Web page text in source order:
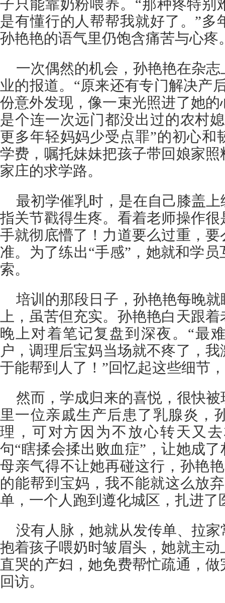
子只能靠奶粉喂养。“那种疼特别
是有懂行的人帮帮我就好了。”多
孙艳艳的语气里仍饱含痛苦与心疼
一次偶然的机会，孙艳艳在杂
业的报道。“原来还有专门解决产
份意外发现，像一束光照进了她
是个连一次远门都没出过的农村
更多年轻妈妈少受点罪”的初心和
学费，嘱托妹妹把孩子带回娘家
家庄的求学路。
最初学催乳时，是在自己膝盖
指关节戳得生疼。看着老师操作
手就彻底懵了！力道要么过重，
准。为了练出“手感”，她就和学
索。
培训的那段日子，孙艳艳每晚
上，虽苦但充实。孙艳艳白天跟
晚上对着笔记复盘到深夜。“最
户，调理后宝妈当场就不疼了，
于能帮到人了！”回忆起这些细节
然而，学成归来的喜悦，很快
里一位亲戚生产后患了乳腺炎，
理，可对方因为不放心转天又
句“瞎揉会揉出败血症”，让她成
母亲气得不让她再碰这行，孙艳
的能帮到宝妈，我不能就这么放
单，一个人跑到遵化城区，扎进了
没有人脉，她就从发传单、拉
抱着孩子喂奶时皱眉头，她就主
直哭的产妇，她免费帮忙疏通，
回访。